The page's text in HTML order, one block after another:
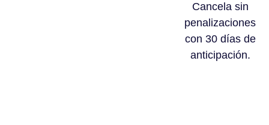
Cancela sin
penalizaciones
con 30 días de
anticipación.